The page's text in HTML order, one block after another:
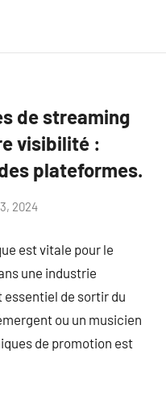
de streaming
visibilité :
plateformes.
2024
est vitale pour le
une industrie
de sortir du
ou un musicien
de promotion est